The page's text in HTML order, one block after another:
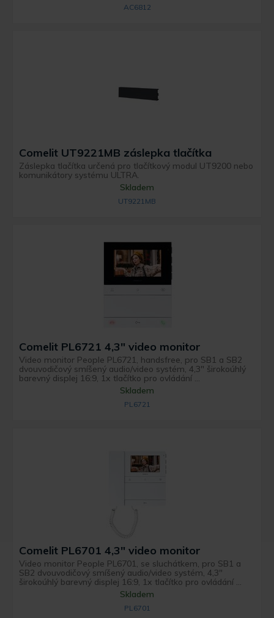
AC6812
Comelit UT9221MB záslepka tlačítka
Záslepka tlačítka určená pro tlačítkový modul UT9200 nebo
komunikátory systému ULTRA.
Skladem
UT9221MB
Comelit PL6721 4,3" video monitor
Video monitor People PL6721, handsfree, pro SB1 a SB2
dvouvodičový smíšený audio/video systém, 4,3" širokoúhlý
barevný displej 16:9, 1x tlačítko pro ovládání ...
Skladem
PL6721
Comelit PL6701 4,3" video monitor
Video monitor People PL6701, se sluchátkem, pro SB1 a
SB2 dvouvodičový smíšený audio/video systém, 4,3"
širokoúhlý barevný displej 16:9, 1x tlačítko pro ovládání ...
Skladem
PL6701